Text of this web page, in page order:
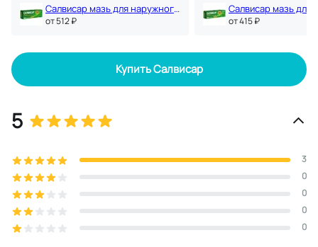
Салвисар мазь для наружного применения 50 г
oт 512 ₽ oт 415 ₽
Купить Салвисар
5
3
0
0
0
0